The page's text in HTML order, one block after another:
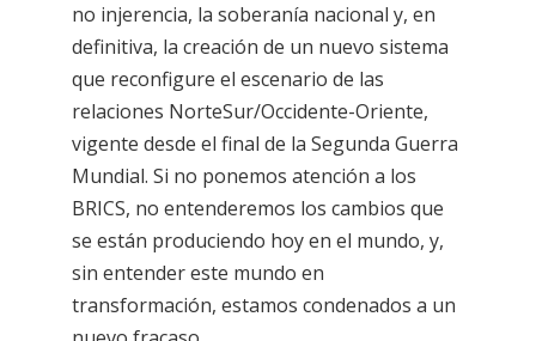
no injerencia, la soberanía nacional y, en
definitiva, la creación de un nuevo sistema
que reconfigure el escenario de las
relaciones NorteSur/Occidente-Oriente,
vigente desde el final de la Segunda Guerra
Mundial. Si no ponemos atención a los
BRICS, no entenderemos los cambios que
se están produciendo hoy en el mundo, y,
sin entender este mundo en
transformación, estamos condenados a un